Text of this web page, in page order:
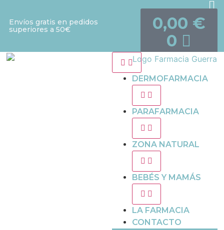
Envíos gratis en pedidos
superiores a 50€
0,00 €
0
DERMOFARMACIA
PARAFARMACIA
ZONA NATURAL
BEBÉS Y MAMÁS
LA FARMACIA
CONTACTO